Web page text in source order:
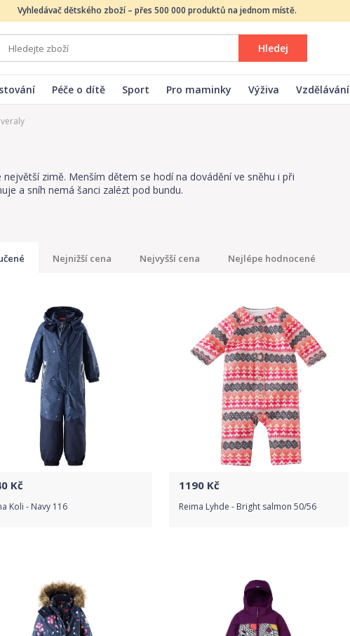
Vyhledávač dětského zboží – přes 500 000 produktů na jednom místě.
Hledej
Péče o dítě Sport Pro maminky Výživa Vzdělávání
zimě. Menším dětem se hodí na dovádění ve sněhu i při
a sníh nemá šanci zalézt pod bundu.
Nejnižší cena Nejvyšší cena Nejlépe hodnocené
Kč
Koli - Navy 116
Detail produktu
1190Kč
Reima Lyhde - Bright salmon 50/56
Detail produktu